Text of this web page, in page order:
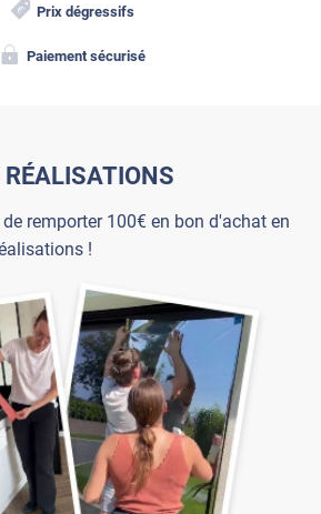
Prix dégressifs
Paiement sécurisé
RÉALISATIONS
remporter 100€ en bon d'achat en
!